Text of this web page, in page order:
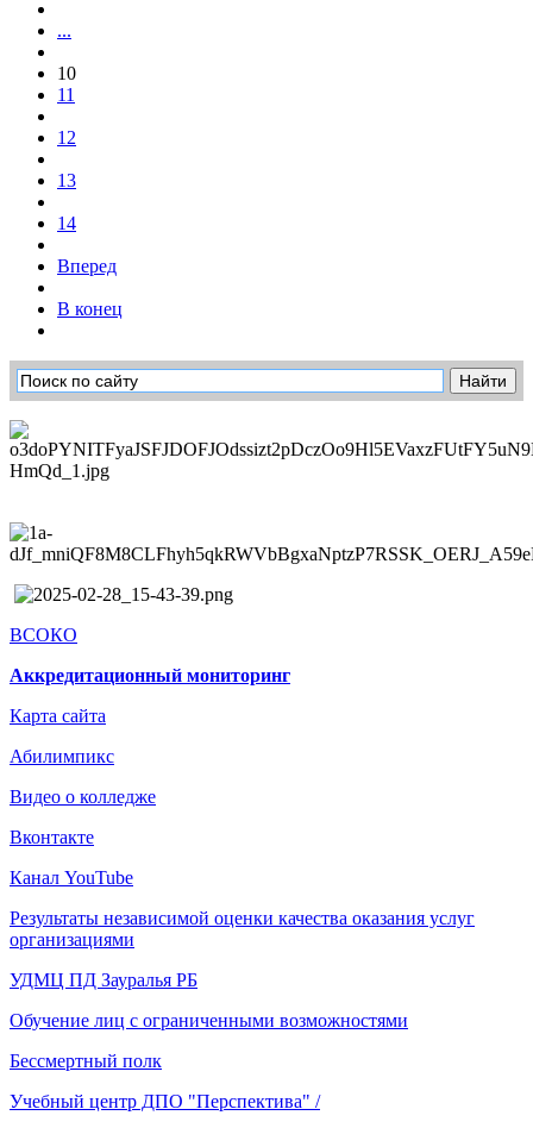
...
10
11
12
13
14
Вперед
В конец
ВСОКО
Аккредитационный мониторинг
Карта сайта
Абилимпикс
Видео о колледже
Вконтакте
Канал YouTube
Результаты независимой оценки качества оказания услуг
организациями
УДМЦ ПД Зауралья РБ
Обучение лиц с ограниченными возможностями
Бессмертный полк
Учебный центр ДПО "Перспектива" /